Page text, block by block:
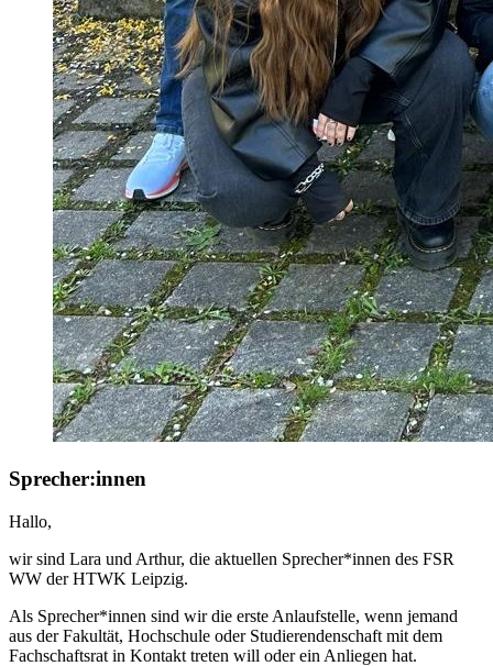
Sprecher:innen
Hallo,
wir sind Lara und Arthur, die aktuellen Sprecher*innen des FSR
WW der HTWK Leipzig.
Als Sprecher*innen sind wir die erste Anlaufstelle, wenn jemand
aus der Fakultät, Hochschule oder Studierendenschaft mit dem
Fachschaftsrat in Kontakt treten will oder ein Anliegen hat.